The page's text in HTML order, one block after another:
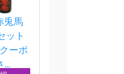
兎馬
ット
ーポ
...